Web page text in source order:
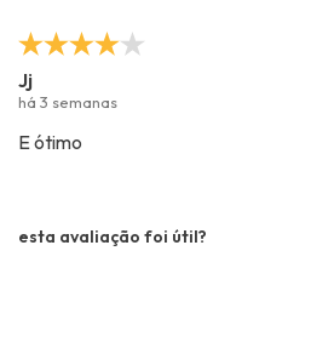
Jj
há 3 semanas
E ótimo
esta avaliação foi útil?